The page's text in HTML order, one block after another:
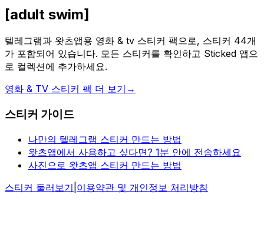
[adult swim]
텔레그램과 왓츠앱용 영화 & tv 스티커 팩으로, 스티커 44개
가 포함되어 있습니다. 모든 스티커를 확인하고 Sticked 앱으
로 컬렉션에 추가하세요.
영화 & TV 스티커 팩 더 보기 →
스티커 가이드
나만의 텔레그램 스티커 만드는 방법
왓츠앱에서 사용하고 싶다면? 1분 안에 전송하세요
사진으로 왓츠앱 스티커 만드는 방법
스티커 둘러보기 이용약관 및 개인정보 처리방침